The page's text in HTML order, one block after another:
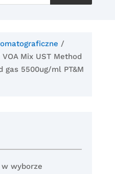
/
VOA Mix UST Method
gas 5500ug/ml PT&M
wyborze